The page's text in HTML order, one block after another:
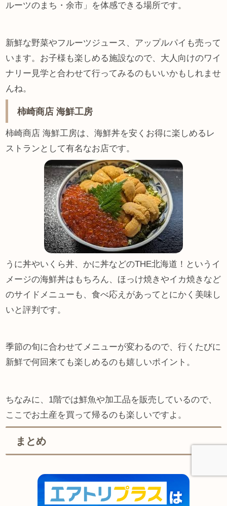
ルーツのまち・余市」を体感できる場所です。
新鮮な野菜やフルーツジュース、アップルパイも売って
います。お子様も楽しめる施設なので、大人向けのワイ
ナリー見学と合わせて行ってみるのもいいかもしれませ
んね。
柿崎商店 海鮮工房
柿崎商店 海鮮工房は、海鮮丼を安くお得に楽しめるレ
ストランとして有名なお店です。
うに丼やいくら丼、かに丼などのTHE北海道！というイ
メージの海鮮丼はもちろん、ほっけ焼きやイカ焼きなど
のサイドメニューも、食べ応えがあってとにかく美味し
いと評判です。
季節の旬に合わせてメニューが変わるので、行くたびに
新鮮で何回来ても楽しめるのも嬉しいポイント。
ちなみに、1階では鮮魚や加工品を販売しているので、
ここでお土産を買って帰るのも楽しいですよ。
まとめ